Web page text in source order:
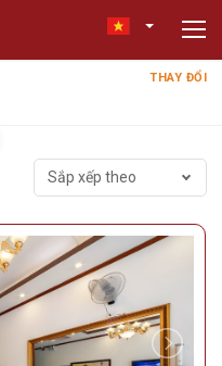
THAY ĐỔI
Sắp xếp theo